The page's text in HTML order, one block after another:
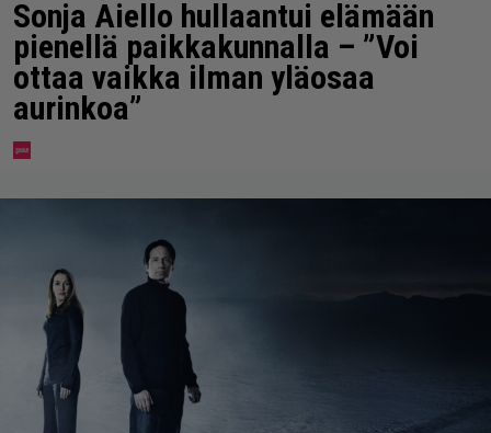
Sonja Aiello hullaantui elämään
pienellä paikkakunnalla – ”Voi
ottaa vaikka ilman yläosaa
aurinkoa”